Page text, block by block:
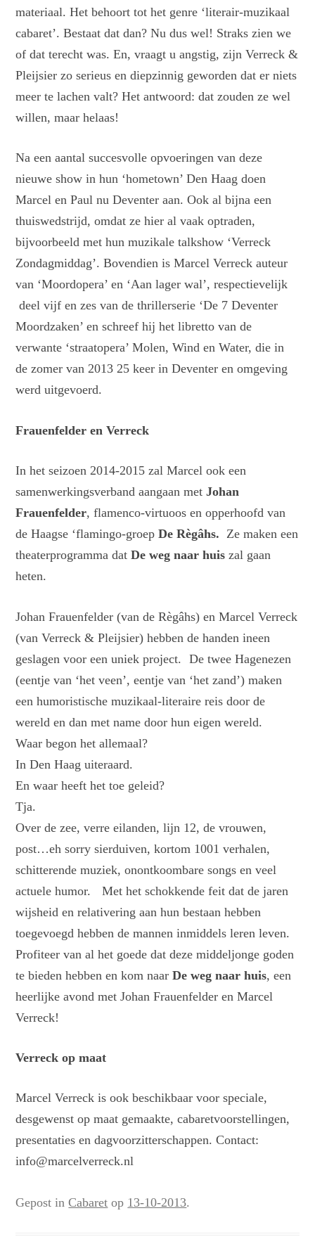
materiaal. Het behoort tot het genre ‘literair-muzikaal
cabaret’. Bestaat dat dan? Nu dus wel! Straks zien we
of dat terecht was. En, vraagt u angstig, zijn Verreck &
Pleijsier zo serieus en diepzinnig geworden dat er niets
meer te lachen valt? Het antwoord: dat zouden ze wel
willen, maar helaas!
Na een aantal succesvolle opvoeringen van deze
nieuwe show in hun ‘hometown’ Den Haag doen
Marcel en Paul nu Deventer aan. Ook al bijna een
thuiswedstrijd, omdat ze hier al vaak optraden,
bijvoorbeeld met hun muzikale talkshow ‘Verreck
Zondagmiddag’. Bovendien is Marcel Verreck auteur
van ‘Moordopera’ en ‘Aan lager wal’, respectievelijk
deel vijf en zes van de thrillerserie ‘De 7 Deventer
Moordzaken’ en schreef hij het libretto van de
verwante ‘straatopera’ Molen, Wind en Water, die in
de zomer van 2013 25 keer in Deventer en omgeving
werd uitgevoerd.
Frauenfelder en Verreck
In het seizoen 2014-2015 zal Marcel ook een
samenwerkingsverband aangaan metJohan
Frauenfelder, flamenco-virtuoos en opperhoofd van
de Haagse ‘flamingo-groepDe Règâhs.Ze maken een
theaterprogramma datDe weg naar huis zal gaan
heten.
Johan Frauenfelder (van de Règâhs) en Marcel Verreck
(van Verreck & Pleijsier) hebben de handen ineen
geslagen voor een uniek project. De twee Hagenezen
(eentje van ‘het veen’, eentje van ‘het zand’) maken
een humoristische muzikaal-literaire reis door de
wereld en dan met name door hun eigen wereld.
Waar begon het allemaal?
In Den Haag uiteraard.
En waar heeft het toe geleid?
Tja.
Over de zee, verre eilanden, lijn 12, de vrouwen,
post…eh sorry sierduiven, kortom 1001 verhalen,
schitterende muziek, onontkoombare songs en veel
actuele humor. Met het schokkende feit dat de jaren
wijsheid en relativering aan hun bestaan hebben
toegevoegd hebben de mannen inmiddels leren leven.
Profiteer van al het goede dat deze middeljonge goden
te bieden hebben en kom naarDe weg naar huis, een
heerlijke avond met Johan Frauenfelder en Marcel
Verreck!
Verreck op maat
Marcel Verreck is ook beschikbaar voor speciale,
desgewenst op maat gemaakte, cabaretvoorstellingen,
presentaties en dagvoorzitterschappen. Contact:
info@marcelverreck.nl
Gepost inCabaret op 13-10-2013.